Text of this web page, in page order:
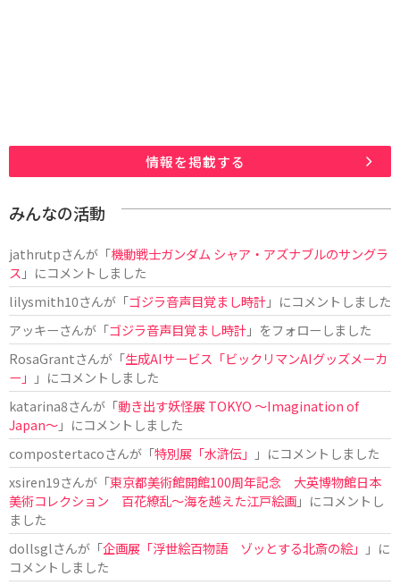
情報を掲載する
みんなの活動
jathrutpさんが「機動戦士ガンダム シャア・アズナブルのサングラ
ス 」にコメントしました
lilysmith10さんが「ゴジラ音声目覚まし時計」にコメントしました
アッキーさんが「ゴジラ音声目覚まし時計」をフォローしました
RosaGrantさんが「生成AIサービス「ビックリマンAIグッズメーカ
ー」
」にコメントしました
katarina8さんが「動き出す妖怪展 TOKYO 〜Imagination of
Japan〜」にコメントしました
compostertacoさんが「特別展「水滸伝」
」にコメントしました
xsiren19さんが「東京都美術館開館100周年記念 大英博物館日本
美術コレクション 百花繚乱～海を越えた江戸絵画」にコメントし
ました
dollsglさんが「企画展「浮世絵百物語 ゾッとする北斎の絵」
」に
コメントしました